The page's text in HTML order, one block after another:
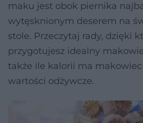
maku jest obok piernika
wytęsknionym deserem na
stole. Przeczytaj rady, dzięki
przygotujesz idealny
także ile kalorii ma
wartości odżywcze.